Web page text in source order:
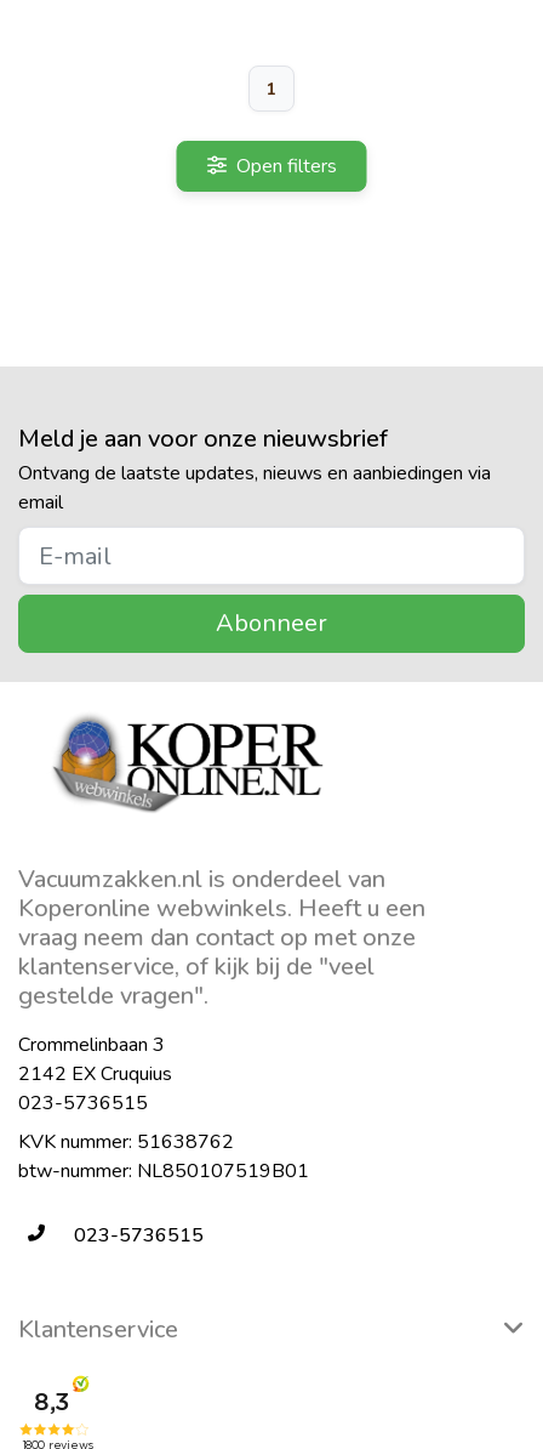
1
Open filters
Meld je aan voor onze nieuwsbrief
Ontvang de laatste updates, nieuws en aanbiedingen via
email
Abonneer
Vacuumzakken.nl is onderdeel van
Koperonline webwinkels. Heeft u een
vraag neem dan contact op met onze
klantenservice, of kijk bij de "veel
gestelde vragen".
Crommelinbaan 3
2142 EX Cruquius
023-5736515
KVK nummer: 51638762
btw-nummer: NL850107519B01
023-5736515
Klantenservice